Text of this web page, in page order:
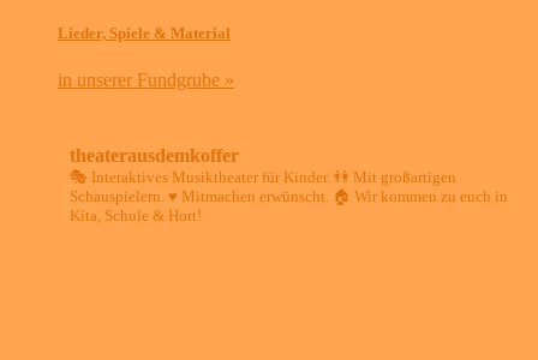
Lieder, Spiele & Material
in unserer Fundgrube »
theaterausdemkoffer
🎭 Interaktives Musiktheater für Kinder. 👫 Mit großartigen
Schauspielern. ♥️ Mitmachen erwünscht. 🏠 Wir kommen zu euch in
Kita, Schule & Hort!